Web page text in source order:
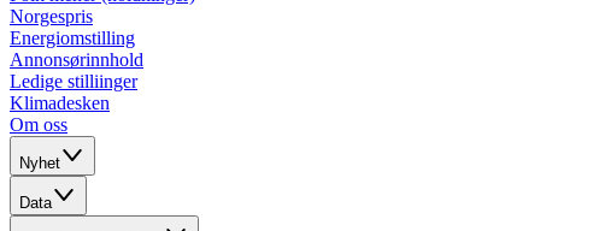
Norgespris
Energiomstilling
Annonsørinnhold
Ledige stilliinger
Klimadesken
Om oss
Nyhet
Data